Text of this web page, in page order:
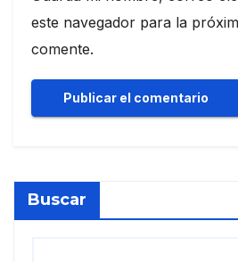
este navegador para la
comente.
Buscar